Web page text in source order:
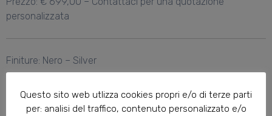
personalizzata
Finiture: Nero – Silver
Questo sito web utlizza cookies propri e/o di terze parti
per: analisi del traffico, contenuto personalizzato e/o